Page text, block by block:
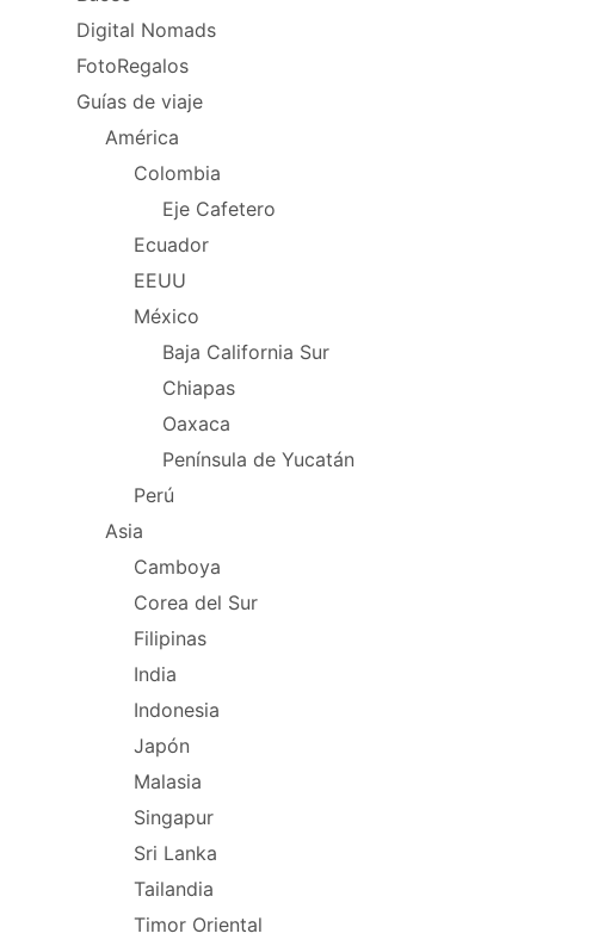
Digital Nomads
FotoRegalos
Guías de viaje
América
Colombia
Eje Cafetero
Ecuador
EEUU
México
Baja California Sur
Chiapas
Oaxaca
Península de Yucatán
Perú
Asia
Camboya
Corea del Sur
Filipinas
India
Indonesia
Japón
Malasia
Singapur
Sri Lanka
Tailandia
Timor Oriental